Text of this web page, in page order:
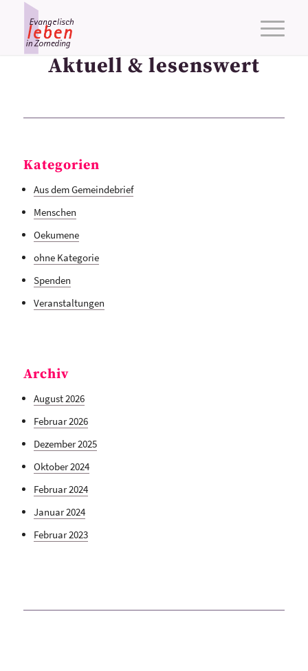
Aktuell & lesenswert
Kategorien
Aus dem Gemeindebrief
Menschen
Oekumene
ohne Kategorie
Spenden
Veranstaltungen
Archiv
August 2026
Februar 2026
Dezember 2025
Oktober 2024
Februar 2024
Januar 2024
Februar 2023